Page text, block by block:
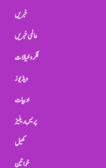
خبریں
عالمی خبریں
فکر و خیالات
ویڈیوز
ادبیات
پریس ریلیز
کھیل
خواتین